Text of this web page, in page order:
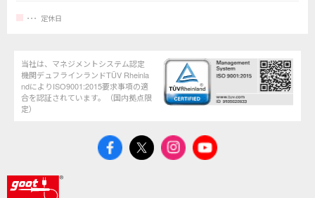
定休日
当社は、マネジメントシステム認定
機関デュフラインランドTÜV Rheinla
ndによりISO9001:2015要求事項の適
合を認証されています。（国内拠点限
定）